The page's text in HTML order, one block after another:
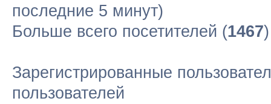
последние 5 минут)
Больше всего посетителей (1467
Зарегистрированные
пользователей